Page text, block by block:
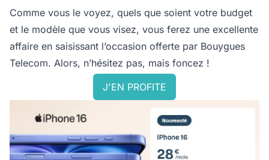
Comme vous le voyez, quels que soient votre budget
et le modèle que vous visez, vous ferez une excellente
affaire en saisissant l’occasion offerte par Bouygues
Telecom. Alors, n’hésitez pas, mais foncez !
J'EN PROFITE